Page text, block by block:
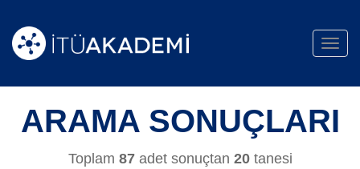
ARAMA SONUÇLARI
Toplam 87adet sonuçtan 20tanesi